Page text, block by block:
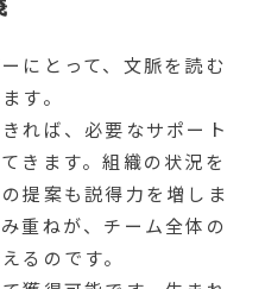
にとって、文脈を読む
す。
れば、必要なサポート
きます。組織の状況を
提案も説得力を増しま
重ねが、チーム全体の
るのです。